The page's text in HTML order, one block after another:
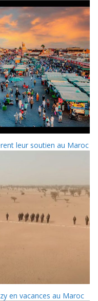
leur soutien au Maroc
en vacances au Maroc